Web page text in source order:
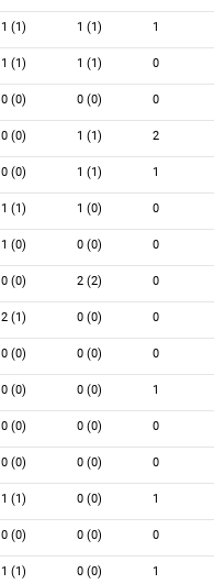
1 (1) 1 (1) 1
1 (1) 1 (1) 0
0 (0) 0 (0) 0
0 (0) 1 (1) 2
0 (0) 1 (1) 1
1 (1) 1 (0) 0
1 (0) 0 (0) 0
0 (0) 2 (2) 0
2 (1) 0 (0) 0
0 (0) 0 (0) 0
0 (0) 0 (0) 1
0 (0) 0 (0) 0
0 (0) 0 (0) 0
1 (1) 0 (0) 1
0 (0) 0 (0) 0
1 (1) 0 (0) 1